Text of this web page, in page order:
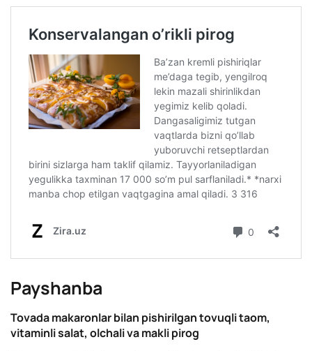
Payshanba
Tovada makaronlar bilan pishirilgan tovuqli taom,
vitaminli salat, olchali va makli pirog